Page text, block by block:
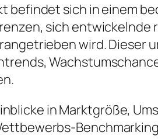
befindet sich in einem
sich
wird.
in Marktgröße,